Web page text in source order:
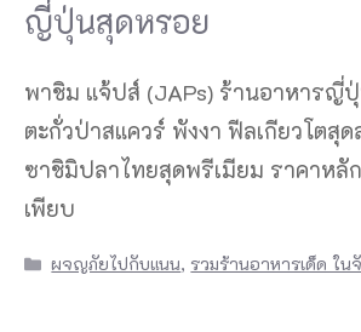
ญี่ปุ่นสุดหรอย
พาชิม แจ้ปส์ (JAPs) ร้านอาหารญี่
ตะกั่วป่าสแควร์ พังงา ฟีลเกียวโตสุ
ซาชิมิปลาไทยสุดพรีเมียม ราคาหลั
เพียบ
Categories
ผจญภัยไปกับแนน, รวมร้านอาหารเด็ด ใน